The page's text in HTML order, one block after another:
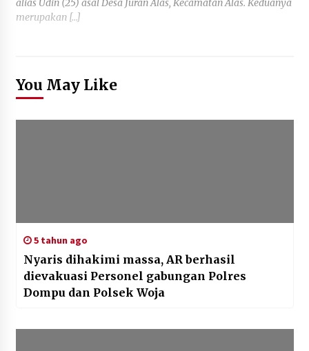
alias Udin (25) asal Desa Juran Alas, Kecamatan Alas. Keduanya
merupakan […]
You May Like
5 tahun ago
Nyaris dihakimi massa, AR berhasil
dievakuasi Personel gabungan Polres
Dompu dan Polsek Woja